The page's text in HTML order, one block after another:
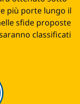
più porte lungo il
sfide proposte
classificati